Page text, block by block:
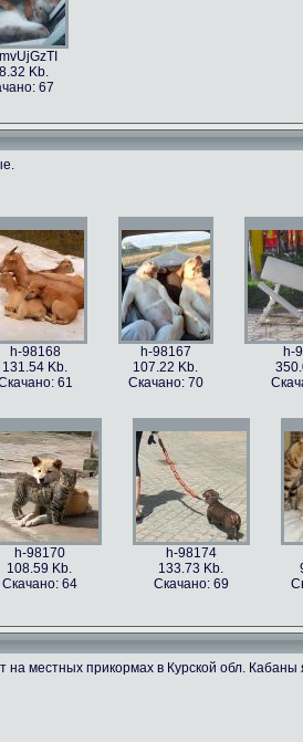
Kb.
67
h-98168
131.54 Kb.
61
h-98167
107.22 Kb.
Скачано: 70
h-
h-98170
108.59 Kb.
Скачано: 64
h-98174
133.73 Kb.
Скачано: 69
на местных прикормах в Курской обл.